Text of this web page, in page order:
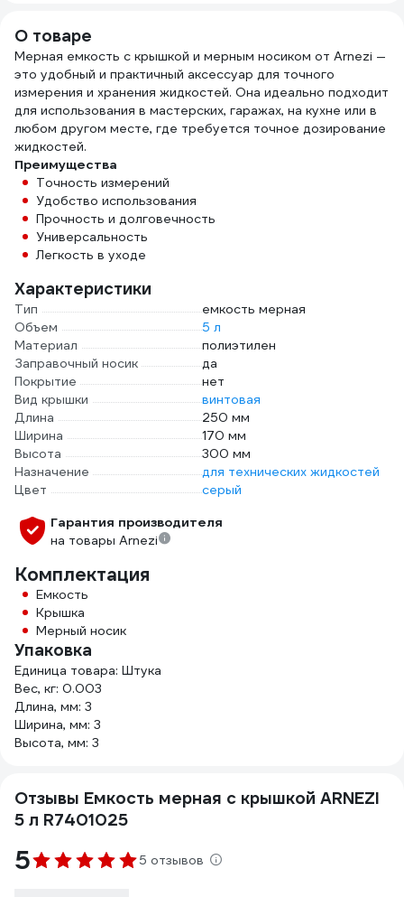
О товаре
Мерная емкость с крышкой и мерным носиком от Arnezi —
это удобный и практичный аксессуар для точного
измерения и хранения жидкостей. Она идеально подходит
для использования в мастерских, гаражах, на кухне или в
любом другом месте, где требуется точное дозирование
жидкостей.
Преимущества
Точность измерений
Удобство использования
Прочность и долговечность
Универсальность
Легкость в уходе
Характеристики
Тип
емкость мерная
Объем
5 л
Материал
полиэтилен
Заправочный носик
да
Покрытие
нет
Вид крышки
винтовая
Длина
250 мм
Ширина
170 мм
Высота
300 мм
Назначение
для технических жидкостей
Цвет
серый
Гарантия производителя
на товары Arnezi
Комплектация
Емкость
Крышка
Мерный носик
Упаковка
Единица товара: Штука
Вес, кг: 0.003
Длина, мм: 3
Ширина, мм: 3
Высота, мм: 3
Отзывы Емкость мерная с крышкой ARNEZI
5 л R7401025
5 5 отзывов